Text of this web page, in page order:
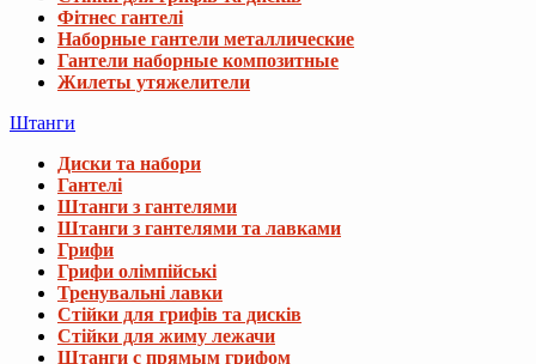
Фітнес гантелі
Наборные гантели металлические
Гантели наборные композитные
Жилеты утяжелители
Штанги
Диски та набори
Гантелі
Штанги з гантелями
Штанги з гантелями та лавками
Грифи
Грифи олімпійські
Тренувальні лавки
Стійки для грифів та дисків
Стійки для жиму лежачи
Штанги с прямым грифом